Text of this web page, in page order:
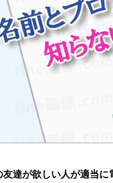
達が欲しい人が適当